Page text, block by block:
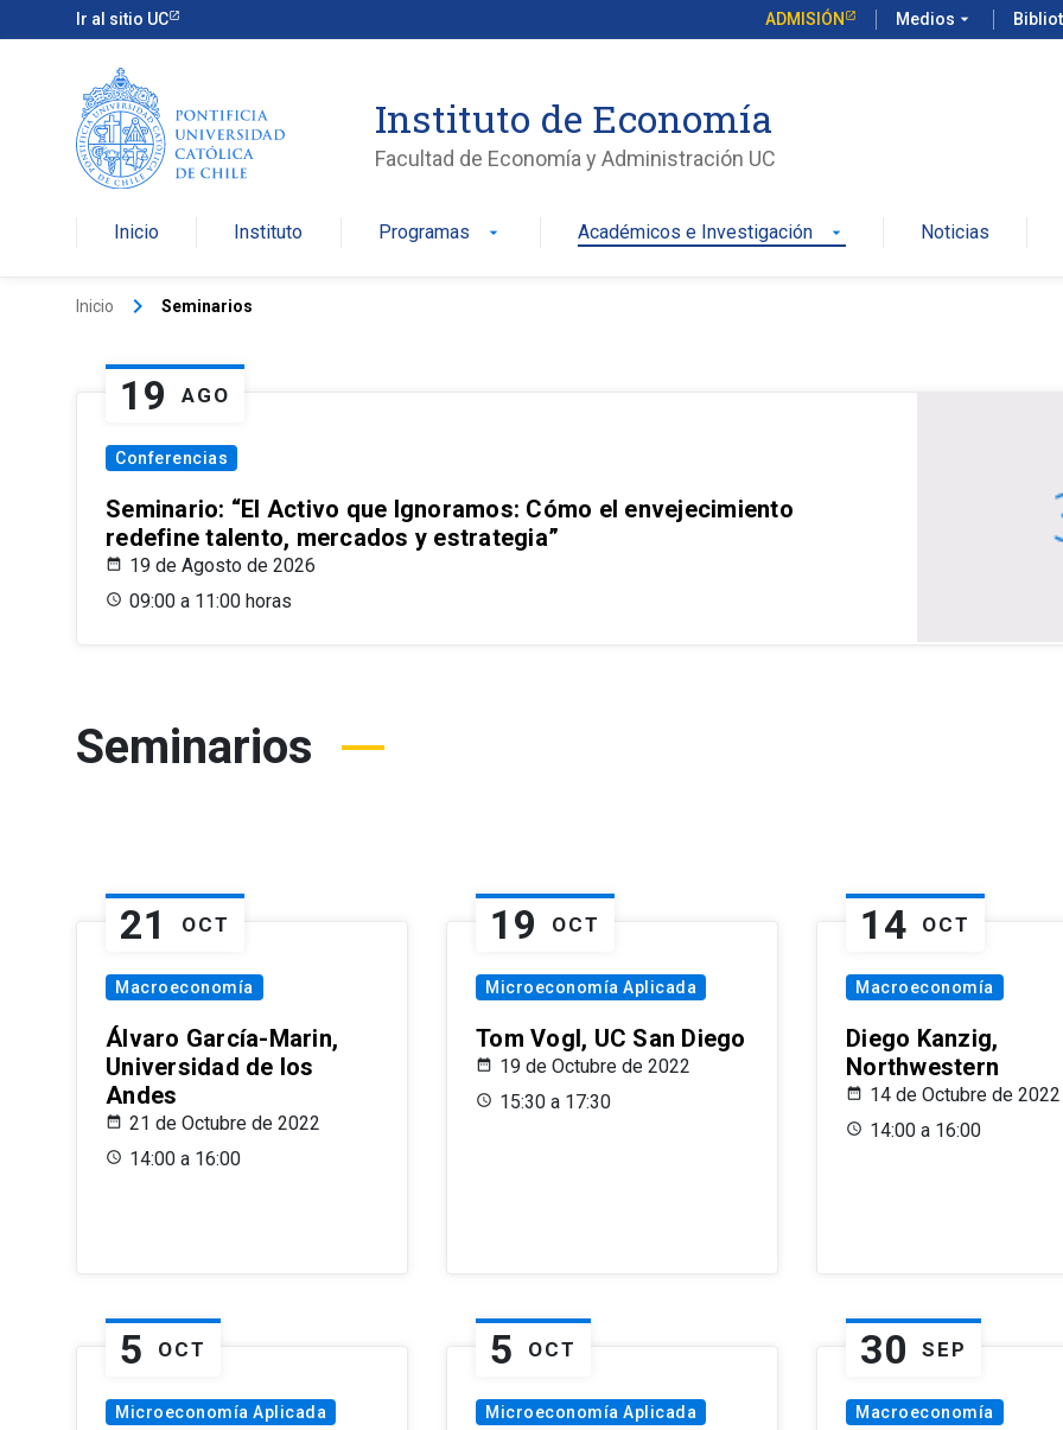
Ir al sitio UC ADMISIÓN Medios arrow_drop_down
Instituto de Economía
Facultad de Economía y Administración UC
Inicio Instituto Programas arrow_drop_down Académicos e Investigación arrow_drop_down Noticias
Inicio keyboard_arrow_right Seminarios
19 AGO
Conferencias
Seminario: “El Activo que Ignoramos: Cómo el envejecimiento
redefine talento, mercados y estrategia”
19 de Agosto de 2026
09:00 a 11:00 horas
Seminarios
21 OCT
Macroeconomía
Álvaro García-Marin,
Universidad de los
Andes
21 de Octubre de 2022
14:00 a 16:00
19 OCT
Microeconomía Aplicada
Tom Vogl, UC San Diego
19 de Octubre de 2022
15:30 a 17:30
14 OCT
Macroeconomía
Diego Kanzig,
Northwestern
14 de Octubre de 2022
14:00 a 16:00
5 OCT
Microeconomía Aplicada
5 OCT
Microeconomía Aplicada
30 SEP
Macroeconomía